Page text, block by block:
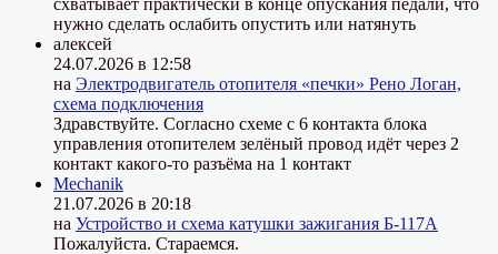
схватывает практически в конце опускания педали, что
нужно сделать ослабить опустить или натянуть
алексей
24.07.2026 в 12:58
на Электродвигатель отопителя «печки» Рено Логан,
схема подключения
Здравствуйте. Согласно схеме с 6 контакта блока
управления отопителем зелёный провод идёт через 2
контакт какого-то разъёма на 1 контакт
Mechanik
21.07.2026 в 20:18
на Устройство и схема катушки зажигания Б-117А
Пожалуйста. Стараемся.